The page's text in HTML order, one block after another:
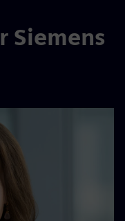
Siemens